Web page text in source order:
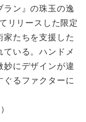
ン』の珠玉の逸
リリースした限定
たちを支援した
いる。ハンドメ
妙にデザインが違
ぐるファクターに